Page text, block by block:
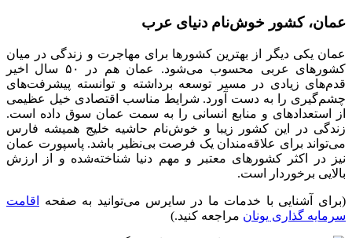
عمان، کشور خوش‌نام دنیای عرب
عمان یکی دیگر از بهترین کشورها برای مهاجرت و زندگی در میان
کشورهای عربی محسوب می‌شود. عمان هم در ۵۰ سال اخیر
قدم‌های زیادی در مسیر توسعه برداشته و توانسته پیشرفت‌های
چشم‌گیری را به دست آورد. شرایط مناسب اقتصادی خیل عظیمی
از استعدادهای و منابع انسانی را به سمت عمان سوق داده است.
زندگی در این کشور زیبا و خوش‌نام حاشیه خلیج همیشه فارس
می‌تواند برای علاقه‌مندان یک فرصت بی‌نظیر باشد. پاسپورت عمان
نیز در اکثر کشورهای معتبر و مهم دنیا شناخته‌شده و از ارزش
بالایی برخوردار است.
(برای آشنایی با خدمات ما در سایرس می‌توانید به صفحه
اقامت
سرمایه گذاری یونان مراجعه کنید.)